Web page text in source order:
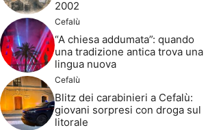
2002
Cefalù
“A chiesa addumata”: quando
una tradizione antica trova una
lingua nuova
Cefalù
Blitz dei carabinieri a Cefalù:
giovani sorpresi con droga sul
litorale